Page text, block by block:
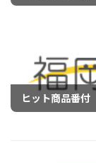
ヒット商品番付